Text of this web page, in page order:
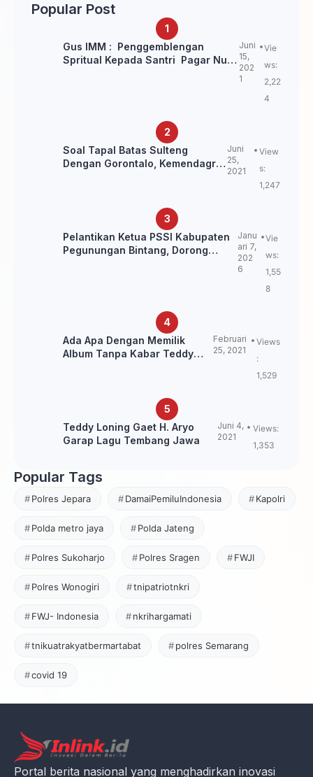
Popular Post
Gus IMM : Penggemblengan
Spritual Kepada Santri Pagar Nusa
Juni
15,
202
1
Vie
ws:
2,22
4
Soal Tapal Batas Sulteng
Dengan Gorontalo, Kemendagri:
Juni
25,
2021
View
s:
1,247
Pelantikan Ketua PSSI Kabupaten
Pegunungan Bintang, Dorong
Janu
ari 7,
202
6
Vie
ws:
1,55
8
Ada Apa Dengan Memilik
Album Tanpa Kabar Teddy
Februari
25, 2021
Views
:
1,529
Teddy Loning Gaet H. Aryo
Garap Lagu Tembang Jawa
Juni 4,
2021
Views:
1,353
Popular Tags
Polres Jepara DamaiPemiluIndonesia Kapolri
Polda metro jaya Polda Jateng
Polres Sukoharjo Polres Sragen FWJI
Polres Wonogiri tnipatriotnkri
FWJ- Indonesia nkrihargamati
tnikuatrakyatbermartabat polres Semarang
covid 19
Portal berita nasional yang menghadirkan inovasi